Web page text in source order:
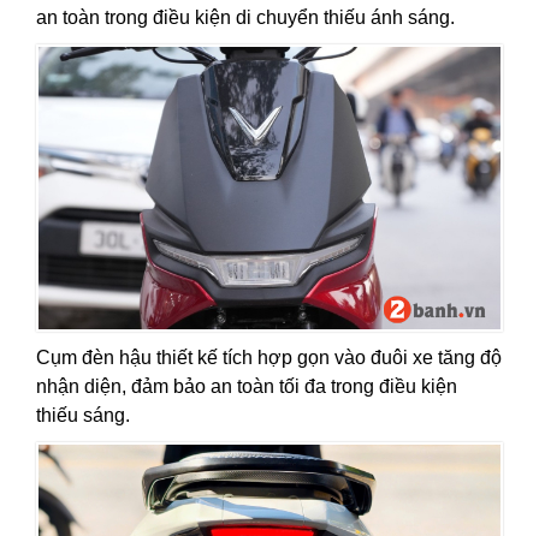
an toàn trong điều kiện di chuyển thiếu ánh sáng.
Cụm đèn hậu thiết kế tích hợp gọn vào đuôi xe tăng độ
nhận diện, đảm bảo an toàn tối đa trong điều kiện
thiếu sáng.